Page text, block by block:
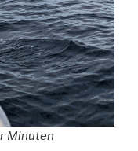
Minuten